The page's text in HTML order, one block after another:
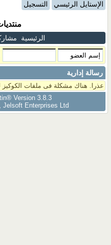
الإستايل الرئيسي التسجيل
الرئيسية
رسالة إدارية
عذرا. هناك مشكلة فى ملفات الكوكيز
Version 3.8.3
Enterprises Ltd.